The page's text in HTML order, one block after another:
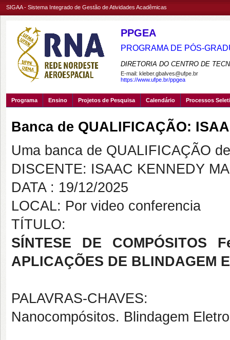
SIGAA - Sistema Integrado de Gestão de Atividades Acadêmicas
PPGEA
PROGRAMA DE PÓS-
DIRETORIA DO CENTRO DE
E-mail: kleber.gbalves@ufpe.br
https://www.ufpe.br/ppgea
Programa Ensino Projetos de Pesquisa Calendário Processos
Banca de QUALIFICAÇÃO:
Uma banca de QUALIFICAÇÃO
DISCENTE: ISAAC KENNEDY
DATA : 19/12/2025
LOCAL: Por video conferencia
TÍTULO:
SÍNTESE DE COMPÓSITOS
APLICAÇÕES DE BLINDAGEM
PALAVRAS-CHAVES:
Nanocompósitos. Blindagem